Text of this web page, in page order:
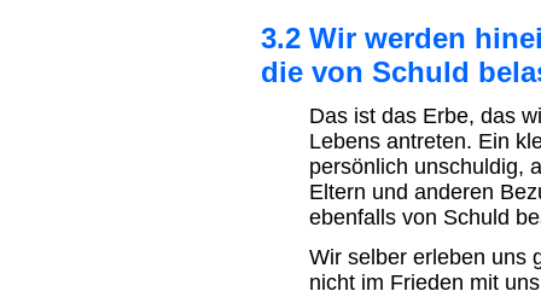
3.2 Wir werden
die von Schuld
Das ist das Erbe, das
Lebens antreten. Ein
persönlich unschuldig,
Eltern und anderen
ebenfalls von Schuld
Wir selber erleben uns
nicht im Frieden mit